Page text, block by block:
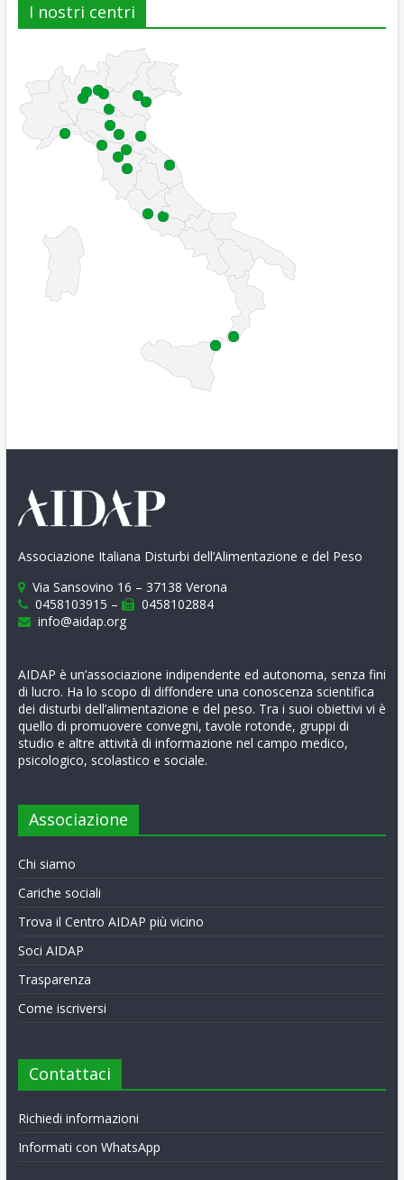
I nostri centri
Associazione Italiana Disturbi dell’Alimentazione e del Peso
Via Sansovino 16 – 37138 Verona
0458103915 –
0458102884
info@aidap.org
AIDAP è un’associazione indipendente ed autonoma, senza fini
di lucro. Ha lo scopo di diffondere una conoscenza scientifica
dei disturbi dell’alimentazione e del peso. Tra i suoi obiettivi vi è
quello di promuovere convegni, tavole rotonde, gruppi di
studio e altre attività di informazione nel campo medico,
psicologico, scolastico e sociale.
Associazione
Chi siamo
Cariche sociali
Trova il Centro AIDAP più vicino
Soci AIDAP
Trasparenza
Come iscriversi
Contattaci
Richiedi informazioni
Informati con WhatsApp